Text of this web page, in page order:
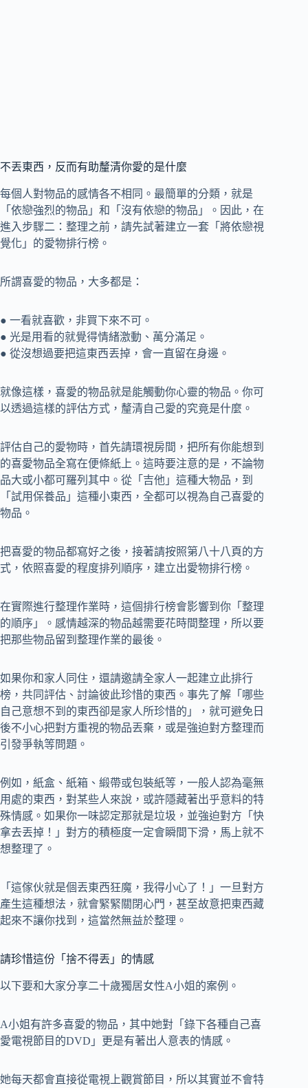
不丟東西，反而有助釐清你愛的是什麼
每個人對物品的感情各不相同。最簡單的分類，就是
「依戀強烈的物品」和「沒有依戀的物品」。因此，在
進入步驟二：整理之前，請先試著建立一套「將依戀視
覺化」的愛物排行榜。
所謂喜愛的物品，大多都是：
● 一看就喜歡，非買下來不可。
● 光是用看的就覺得情緒激動、萬分滿足。
● 從沒想過要把這東西丟掉，會一直留在身邊。
就像這樣，喜愛的物品就是能觸動你心靈的物品。你可
以透過這樣的評估方式，釐清自己愛的究竟是什麼。
評估自己的愛物時，首先請環視房間，把所有你能想到
的喜愛物品全寫在便條紙上。這時要注意的是，不論物
品大或小都可羅列其中。從「吉他」這種大物品，到
「試用保養品」這種小東西，全都可以視為自己喜愛的
物品。
把喜愛的物品都寫好之後，接著請按照第八十八頁的方
式，依照喜愛的程度排列順序，建立出愛物排行榜。
在實際進行整理作業時，這個排行榜會影響到你「整理
的順序」。感情越深的物品越需要花時間整理，所以要
把那些物品留到整理作業的最後。
如果你和家人同住，還請邀請全家人一起建立此排行
榜，共同評估、討論彼此珍惜的東西。事先了解「哪些
自己意想不到的東西卻是家人所珍惜的」，就可避免日
後不小心把對方重視的物品丟棄，或是強迫對方整理而
引發爭執等問題。
例如，紙盒、紙箱、緞帶或包裝紙等，一般人認為毫無
用處的東西，對某些人來說，或許隱藏著出乎意料的特
殊情感。如果你一味認定那就是垃圾，並強迫對方「快
拿去丟掉！」對方的積極度一定會瞬間下滑，馬上就不
想整理了。
「這傢伙就是個丟東西狂魔，我得小心了！」一旦對方
產生這種想法，就會緊緊關閉心門，甚至故意把東西藏
起來不讓你找到，這當然無益於整理。
請珍惜這份「捨不得丟」的情感
以下要和大家分享二十歲獨居女性A小姐的案例。
A小姐有許多喜愛的物品，其中她對「錄下各種自己喜
愛電視節目的DVD」更是有著出人意表的情感。
她每天都會直接從電視上觀賞節目，所以其實並不會特